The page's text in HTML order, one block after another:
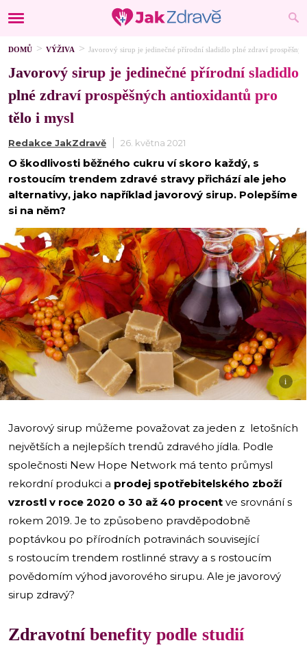
DOMŮ VÝŽIVA Javorový sirup je jedinečné přírodní sladidlo plné zdraví
Javorový sirup je jedinečné přírodní sladidlo
plné zdraví prospěšných antioxidantů pro
tělo i mysl
Redakce JakZdravě 26. května 2021
O škodlivosti běžného cukru ví skoro každý, s
rostoucím trendem zdravé stravy přichází ale jeho
alternativy, jako například javorový sirup. Polepšíme
si na něm?
i
Javorový sirup můžeme považovat za jeden z letošních
největších a nejlepších trendů zdravého jídla. Podle
společnosti New Hope Network má tento průmysl
rekordní produkci a prodej spotřebitelského zboží
vzrostl v roce 2020 o 30 až 40 procent ve srovnání s
rokem 2019. Je to způsobeno pravděpodobně
poptávkou po přírodních potravinách související
s rostoucím trendem rostlinné stravy a s rostoucím
povědomím výhod javorového sirupu. Ale je javorový
sirup zdravý?
Zdravotní benefity podle studií